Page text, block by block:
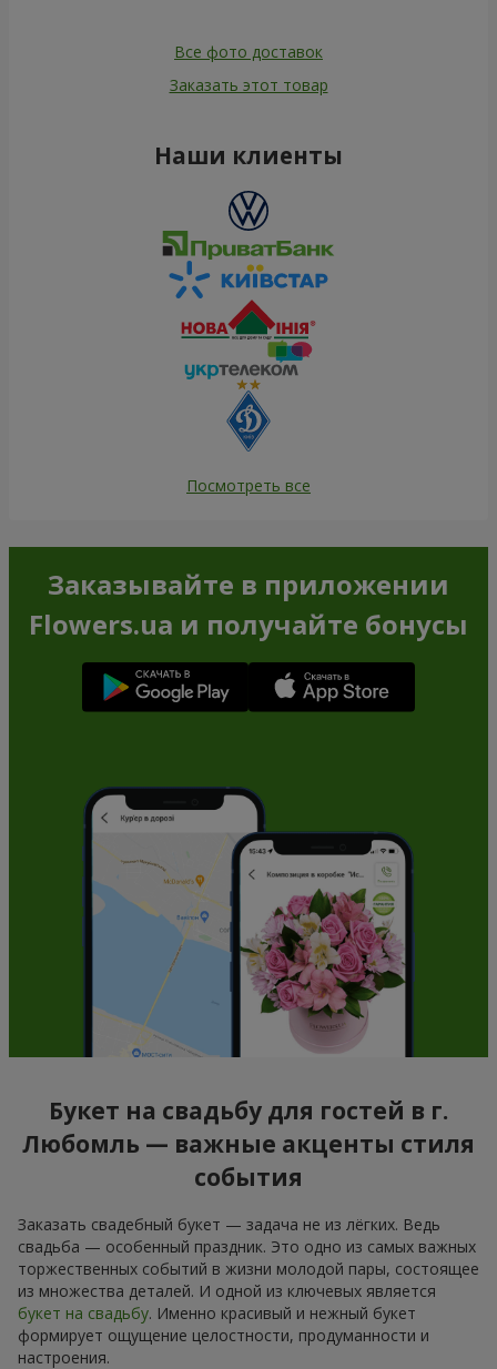
Все фото доставок
Заказать этот товар
Наши клиенты
Посмотреть все
Заказывайте в приложении
Flowers.ua и получайте бонусы
Букет на свадьбу для гостей в г.
Любомль — важные акценты стиля
события
Заказать свадебный букет — задача не из лёгких. Ведь
свадьба — особенный праздник. Это одно из самых важных
торжественных событий в жизни молодой пары, состоящее
из множества деталей. И одной из ключевых является
букет на свадьбу. Именно красивый и нежный букет
формирует ощущение целостности, продуманности и
настроения.